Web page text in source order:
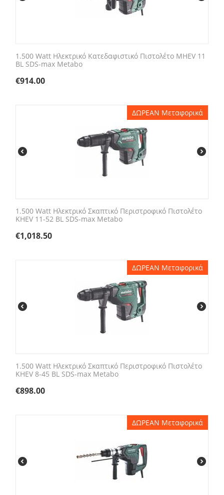
1.500 Watt Ηλεκτρικό Κατεδαφιστικό Πιστολέτο MHEV 11
BL SDS-max Metabo
€914.00
ΔΩΡΕΑΝ Μεταφορικά
1.500 Watt Ηλεκτρικό Σκαπτικό Περιστροφικό Πιστολέτο
KHEV 11-52 BL SDS-max Metabo
€1,018.50
ΔΩΡΕΑΝ Μεταφορικά
1.500 Watt Ηλεκτρικό Σκαπτικό Περιστροφικό Πιστολέτο
KHEV 8-45 BL SDS-max Metabo
€898.00
ΔΩΡΕΑΝ Μεταφορικά